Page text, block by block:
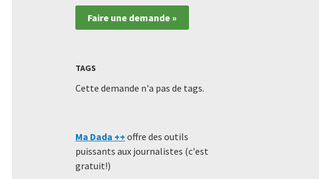
Faire une demande »
TAGS
Cette demande n'a pas de tags.
Ma Dada ++ offre des outils
puissants aux journalistes (c'est
gratuit!)